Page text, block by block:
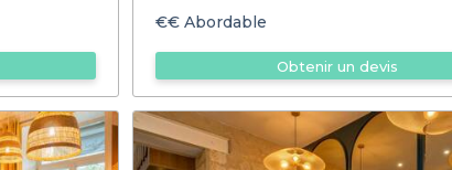
€€Abordable
Obtenir un devis